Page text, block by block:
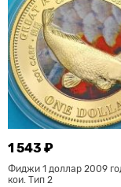
1 543 ₽
Фиджи 1 доллар 2009
кои. Тип 2